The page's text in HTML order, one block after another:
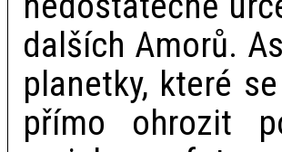
dalších Amorů.
planetky, které
přímo ohrozit